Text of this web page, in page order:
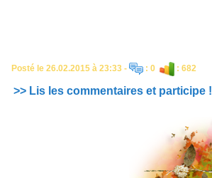
Posté le 26.02.2015 à 23:33 - : 0 : 682
>> Lis les commentaires et participe !